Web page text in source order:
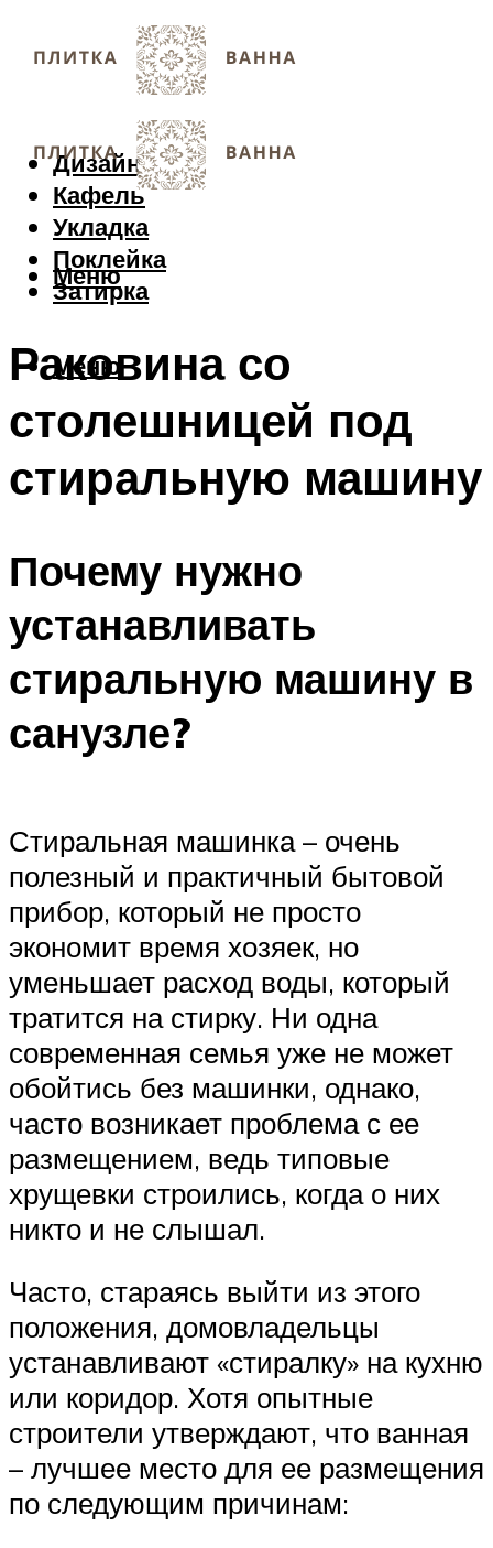
Дизайн
Кафель
Укладка
Поклейка
Затирка
Меню
Меню
Раковина со
столешницей под
стиральную машину
Почему нужно
устанавливать
стиральную машину в
санузле?
Стиральная машинка – очень
полезный и практичный бытовой
прибор, который не просто
экономит время хозяек, но
уменьшает расход воды, который
тратится на стирку. Ни одна
современная семья уже не может
обойтись без машинки, однако,
часто возникает проблема с ее
размещением, ведь типовые
хрущевки строились, когда о них
никто и не слышал.
Часто, стараясь выйти из этого
положения, домовладельцы
устанавливают «стиралку» на кухню
или коридор. Хотя опытные
строители утверждают, что ванная
– лучшее место для ее размещения
по следующим причинам: